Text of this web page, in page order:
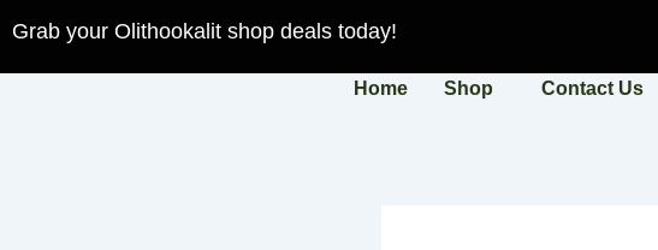
to
content
Grab your Olithookalit shop deals today!
Home Shop Contact Us